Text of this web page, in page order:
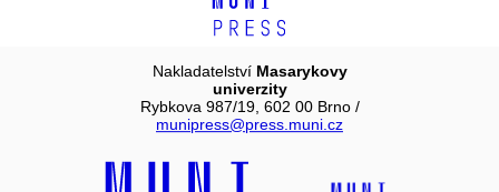
Nakladatelství Masarykovy
univerzity
Rybkova 987/19, 602 00 Brno /
munipress@press.muni.cz